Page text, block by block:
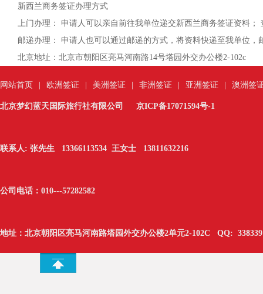
新西兰商务签证办理方式
上门办理： 申请人可以亲自前往我单位递交新西兰商务签证资料；
邮递办理： 申请人也可以通过邮递的方式，将资料快递至我单位
北京地址： 北京市朝阳区亮马河南路14号塔园外交办公楼2-102c
网站首页 欧洲签证 美洲签证 非洲签证 亚洲签证 澳洲签
北京梦幻蓝天国际旅行社有限公司 京ICP备17071594号-1
联系人: 张先生 13366113534 王女士 13811632216
公司电话：010---57282582
地址：北京朝阳区亮马河南路塔园外交办公楼2单元2-102C QQ: